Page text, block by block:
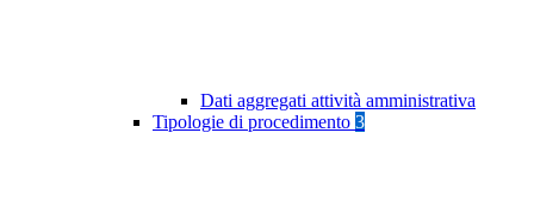
Dati aggregati attività amministrativa
Tipologie di procedimento 3